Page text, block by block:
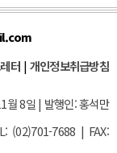
터| 개인정보취급방침
월 8일 | 발행인: 홍석만
(02)701-7688 | FAX: